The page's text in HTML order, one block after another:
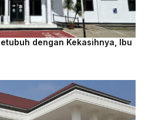
dengan Kekasihnya, Ibu